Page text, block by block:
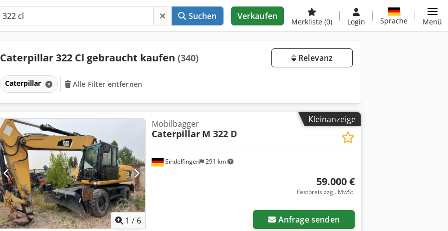
Suchen Verkaufen
Merkliste (0) Login Sprache Menü
Caterpillar 322 Cl gebraucht kaufen (340) Relevanz
Caterpillar Alle Filter entfernen
Kleinanzeige
1 / 6
Sindelfingen 291 km
Mobilbagger
Caterpillar M 322 D
59.000 €
Festpreis zzgl. MwSt.
Anfrage senden